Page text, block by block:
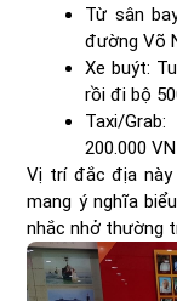
Từ sân
đường Võ
Xe buýt:
rồi đi bộ
Taxi/
200.000
Vị trí đắc địa này
mang ý nghĩa
nhắc nhở thường